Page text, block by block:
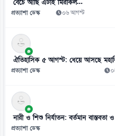
বেঁচে আছি এটাই মিরাকল...
প্রত্যাশা ডেস্ক ০৬ আগস্ট
ঐতিহাসিক ৫ আগস্ট: ধেয়ে আসছে
প্রত্যাশা ডেস্ক
নারী ও শিশু নির্যাতন: বর্তমান বাস্তবতা
প্রত্যাশা ডেস্ক